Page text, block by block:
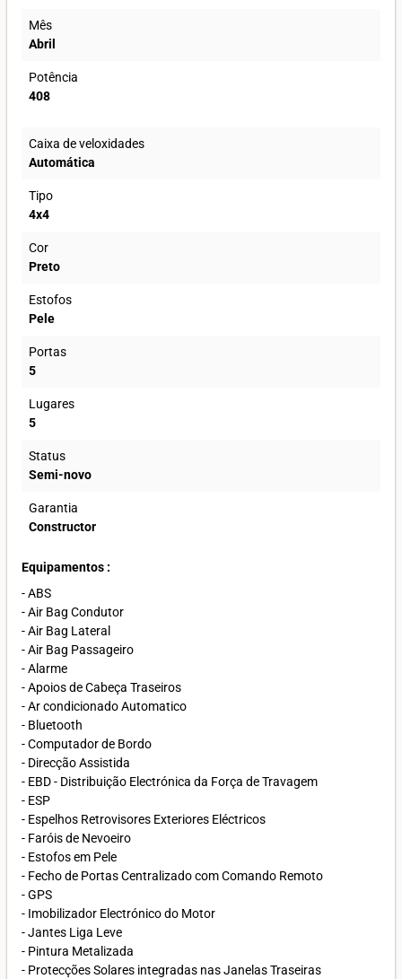
Mês
Abril
Potência
408
Caixa de veloxidades
Automática
Tipo
4x4
Cor
Preto
Estofos
Pele
Portas
5
Lugares
5
Status
Semi-novo
Garantia
Constructor
Equipamentos :
- ABS
- Air Bag Condutor
- Air Bag Lateral
- Air Bag Passageiro
- Alarme
- Apoios de Cabeça Traseiros
- Ar condicionado Automatico
- Bluetooth
- Computador de Bordo
- Direcção Assistida
- EBD - Distribuição Electrónica da Força de Travagem
- ESP
- Espelhos Retrovisores Exteriores Eléctricos
- Faróis de Nevoeiro
- Estofos em Pele
- Fecho de Portas Centralizado com Comando Remoto
- GPS
- Imobilizador Electrónico do Motor
- Jantes Liga Leve
- Pintura Metalizada
- Protecções Solares integradas nas Janelas Traseiras